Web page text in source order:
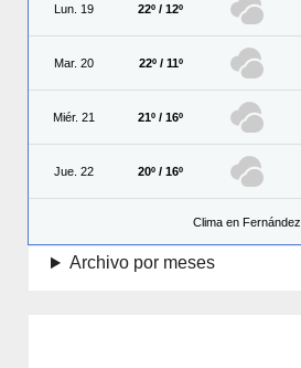
Lun. 19 22º / 12º
Mar. 20 22º / 11º
Miér. 21 21º / 16º
Jue. 22 20º / 16º
Clima en Fernández
Archivo por meses